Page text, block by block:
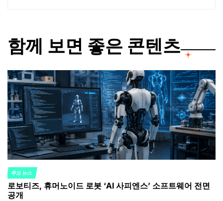
함께 보면 좋은 콘텐츠
POSTED
IN
주요 뉴스
로보티즈, 휴머노이드 로봇 ‘AI 사피엔스’ 소프트웨어 전면
공개